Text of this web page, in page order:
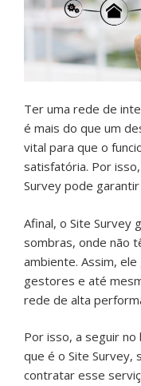
Ter uma rede de
é mais do que um
vital para que o
satisfatória. Por
Survey pode
Afinal, o Site Survey
sombras, onde não
ambiente. Assim,
gestores e até
rede de alta
Por isso, a seguir
que é o Site Survey,
contratar esse